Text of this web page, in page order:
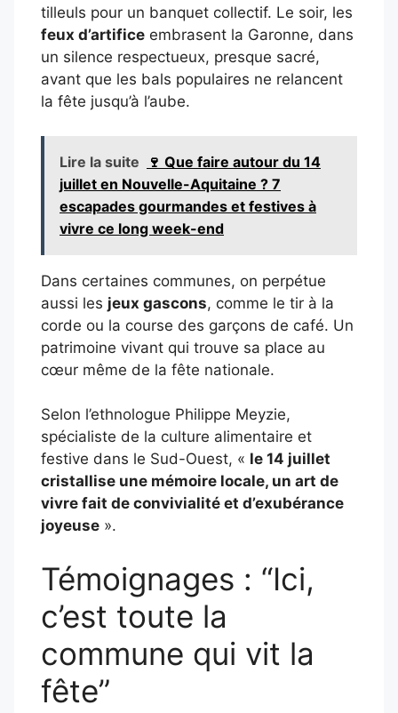
tilleuls pour un banquet collectif. Le soir, les
feux d’artifice embrasent la Garonne, dans
un silence respectueux, presque sacré,
avant que les bals populaires ne relancent
la fête jusqu’à l’aube.
Lire la suite
🍷 Que faire autour du 14
juillet en Nouvelle-Aquitaine ? 7
escapades gourmandes et festives à
vivre ce long week-end
Dans certaines communes, on perpétue
aussi les jeux gascons, comme le tir à la
corde ou la course des garçons de café. Un
patrimoine vivant qui trouve sa place au
cœur même de la fête nationale.
Selon l’ethnologue Philippe Meyzie,
spécialiste de la culture alimentaire et
festive dans le Sud-Ouest, « le 14 juillet
cristallise une mémoire locale, un art de
vivre fait de convivialité et d’exubérance
joyeuse ».
Témoignages : “Ici,
c’est toute la
commune qui vit la
fête”